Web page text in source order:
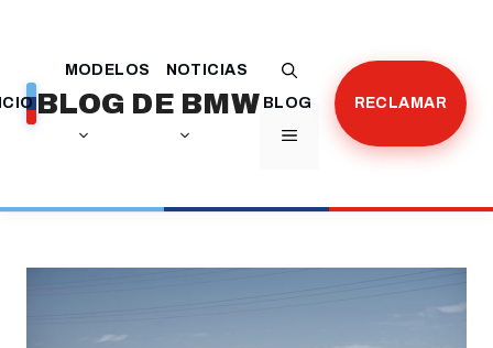
contenido
BLOG DE BMW
MENÚ
MODELOS
NOTICIAS
BLOG
RECLAMAR